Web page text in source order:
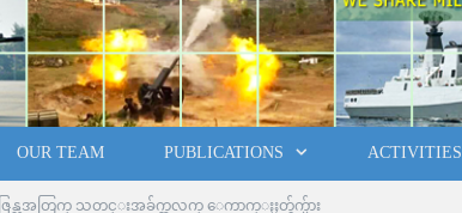
OUR TEAM PUBLICATIONS ACTIVITIES
ဇြန္လအတြက္ သတင္းအခ်က္အလက္ ေကာက္ႏႈတ္ခ်က္မ်ား